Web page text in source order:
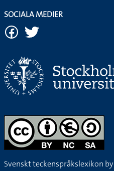
SOCIALA MEDIER
Svenskt teckenspråkslexikon by